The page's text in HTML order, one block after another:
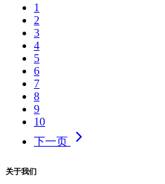
1
2
3
4
5
6
7
8
9
10
下一页
关于我们